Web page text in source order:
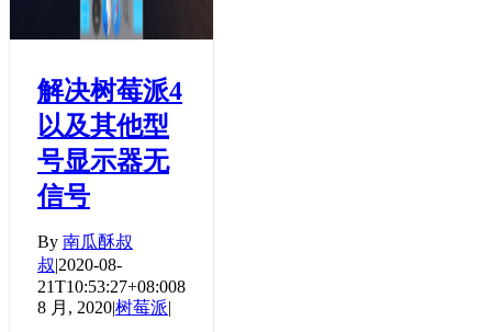
解决树莓派4
以及其他型
号显示器无
信号
By 南瓜酥叔
叔|2020-08-
21T10:53:27+08:008
8 月, 2020|树莓派|